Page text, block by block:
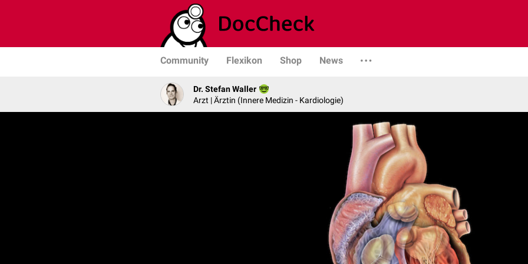
Community Flexikon Shop News
Dr. Stefan Waller
Arzt | Ärztin (Innere Medizin - Kardiologie)